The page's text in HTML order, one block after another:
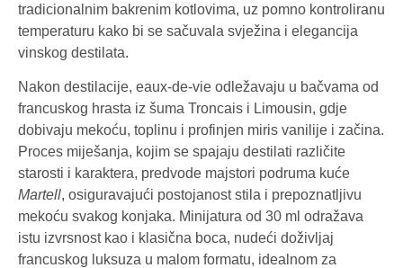
tradicionalnim bakrenim kotlovima, uz pomno kontroliranu
temperaturu kako bi se sačuvala svježina i elegancija
vinskog destilata.
Nakon destilacije, eaux-de-vie odležavaju u bačvama od
francuskog hrasta iz šuma Troncais i Limousin, gdje
dobivaju mekoću, toplinu i profinjen miris vanilije i začina.
Proces miješanja, kojim se spajaju destilati različite
starosti i karaktera, predvode majstori podruma kuće
Martell, osiguravajući postojanost stila i prepoznatljivu
mekoću svakog konjaka. Minijatura od 30 ml odražava
istu izvrsnost kao i klasična boca, nudeći doživljaj
francuskog luksuza u malom formatu, idealnom za